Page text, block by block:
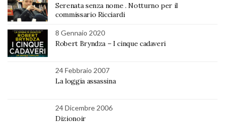
Serenata senza nome . Notturno per il
commissario Ricciardi
8 Gennaio 2020
Robert Bryndza – I cinque cadaveri
24 Febbraio 2007
La loggia assassina
24 Dicembre 2006
Dizionoir